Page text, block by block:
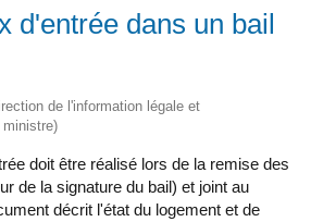
d'entrée dans un bail
de l'information légale et
doit être réalisé lors de la remise des
de la signature du bail) et joint au
décrit l'état du logement et de